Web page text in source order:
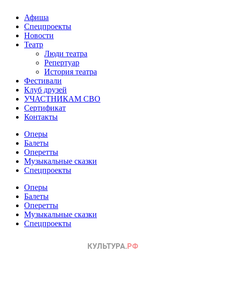
Афиша
Спецпроекты
Новости
Театр
Люди театра
Репертуар
История театра
Фестивали
Клуб друзей
УЧАСТНИКАМ СВО
Сертификат
Контакты
Оперы
Балеты
Оперетты
Музыкальные сказки
Спецпроекты
Оперы
Балеты
Оперетты
Музыкальные сказки
Спецпроекты